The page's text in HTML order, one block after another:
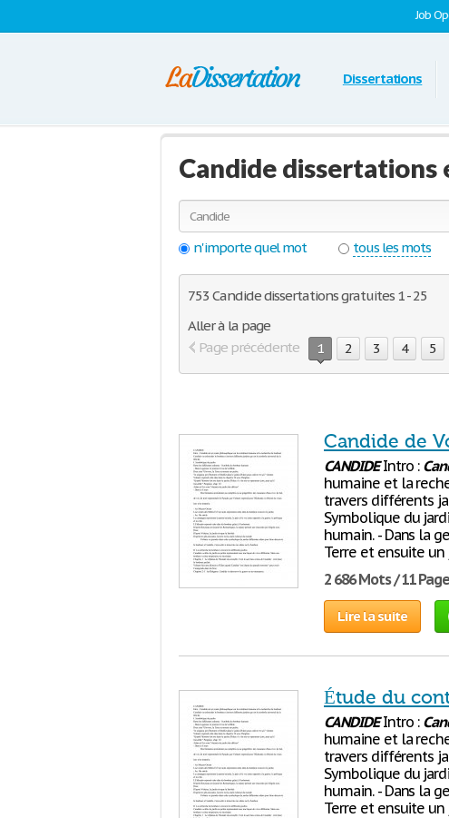
Job
Dissertations
Candide dissertations
n'importe quel mot
tous les mots
753 Candide dissertations gratuites 1 - 25
Aller à la page
Page précédente
1 2 3 4 5
Candide de
CANDIDEIntro :
humaine et la
travers différents
Symbolique du
humain. - Dans la
Terre et ensuite
2 686 Mots / 11
Lire la suite
Étude du
CANDIDEIntro :
humaine et la
travers différents
Symbolique du
humain. - Dans la
Terre et ensuite